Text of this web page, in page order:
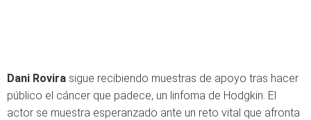
Dani Rovira sigue recibiendo muestras de apoyo tras hacer
público el cáncer que padece, un linfoma de Hodgkin. El
actor se muestra esperanzado ante un reto vital que afronta